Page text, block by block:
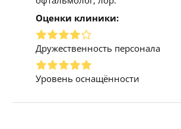
Оценки клиники:
Дружественность персонала
Уровень оснащённости